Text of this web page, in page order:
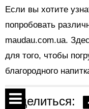
Если вы хотите
попробовать
maudau.com.ua.
для того, чтобы
благородного
Поделиться: